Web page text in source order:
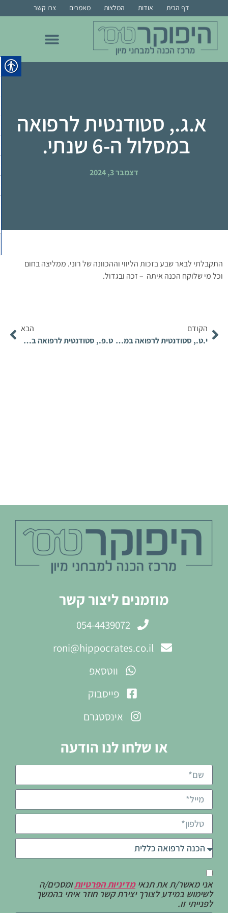
דף הבית אודות המלצות מאמרים צרו קשר
א.ג., סטודנטית לרפואה
במסלול ה-6 שנתי.
דצמבר 3, 2024
התקבלתי לבאר שבע בזכות הליווי וההכוונה של רוני. ממליצה בחום
וכל מי שלוקח הכנה איתה – זכה ובגדול.
הקודם
י.ט., סטודנטית לרפואה במסלול ה-6 שנתי.
הבא
ט.פ., סטודנטית לרפואה במסלול ה-4 שנתי
מוזמנים ליצור קשר
054-4439072
roni@hippocrates.co.il
ווטסאפ
פייסבוק
אינסטגרם
או שלחו לנו הודעה
אני מאשר/ת את תנאימדיניות הפרטיותומסכים/ה
לשימוש במידע לצורך יצירת קשר חוזר איתי בהמשך
לפנייתי זו.